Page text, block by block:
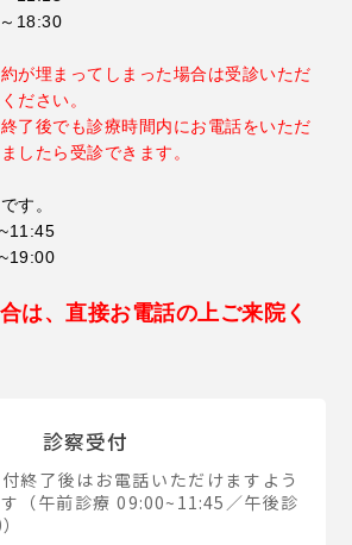
18:30
が埋まってしまった場合は受診いただ
ださい。
了後でも診療時間内にお電話をいただ
したら受診できます。
す。
は、直接お電話の上ご来院く
診察受付
終了後はお電話いただけますよう
（午前診療 09:00~11:45／午後診